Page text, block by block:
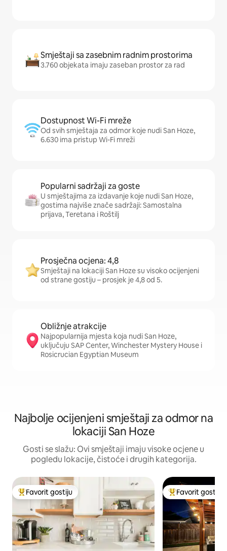
Smještaji sa zasebnim radnim prostorima
3.760 objekata imaju zaseban prostor za rad
Dostupnost Wi-Fi mreže
Od svih smještaja za odmor koje nudi San Hoze,
6.630 ima pristup Wi-Fi mreži
Popularni sadržaji za goste
U smještajima za izdavanje koje nudi San Hoze,
gostima najviše znače sadržaji: Samostalna
prijava, Teretana i Roštilj
Prosječna ocjena: 4,8
Smještaji na lokaciji San Hoze su visoko ocijenjeni
od strane gostiju – prosjek je 4,8 od 5.
Obližnje atrakcije
Najpopularnija mjesta koja nudi San Hoze,
uključuju SAP Center, Winchester Mystery House i
Rosicrucian Egyptian Museum
Najbolje ocijenjeni smještaji za odmor na
lokaciji San Hoze
Gosti se slažu: Ovi smještaji imaju visoke ocjene u
pogledu lokacije, čistoće i drugih kategorija.
Glavni favorit gostiju
Favorit gostiju Glavni favorit
Favorit gostiju